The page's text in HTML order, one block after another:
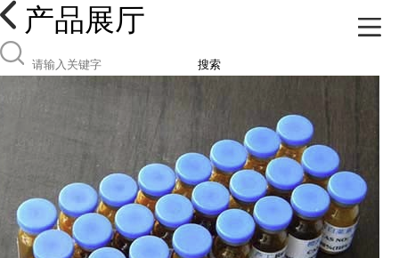
产品展厅
搜索